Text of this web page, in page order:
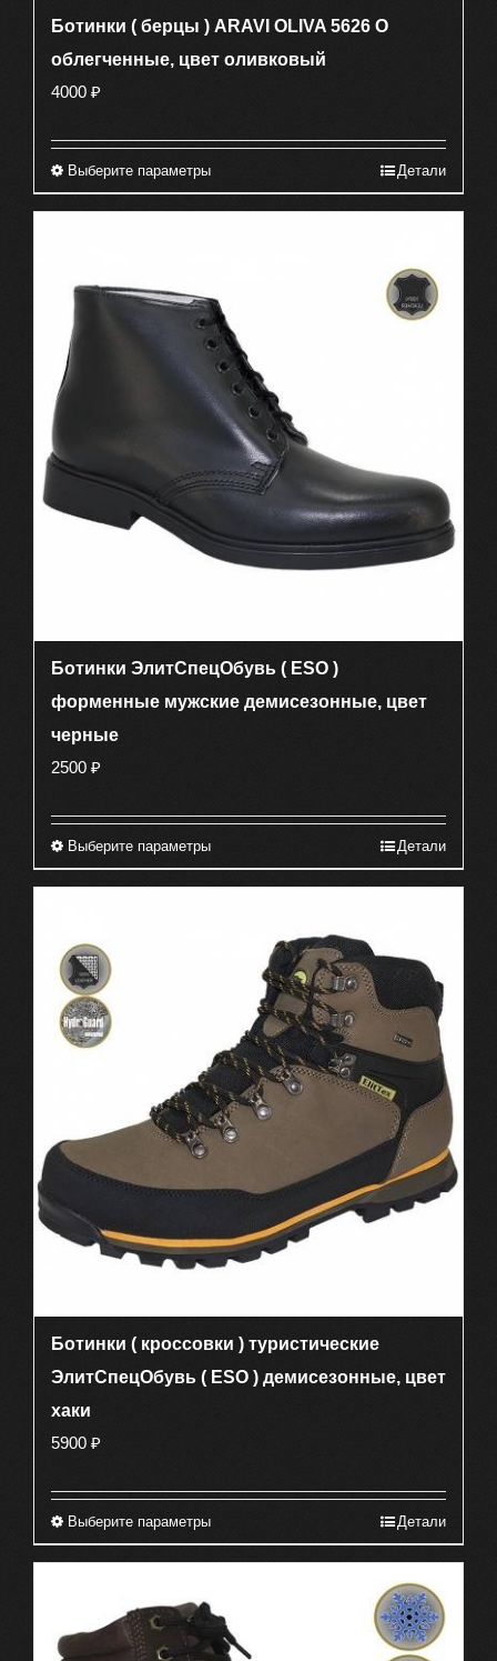
Ботинки ( берцы ) ARAVI OLIVA 5626 О
облегченные, цвет оливковый
4000 ₽
Выберите параметрыЭтот
вариаций.
Опции
можно
выбрать
на
странице
товара.
Детали
Ботинки ЭлитСпецОбувь ( ESO )
форменные мужские демисезонные, цвет
черные
2500 ₽
Выберите параметрыЭтот
несколько
вариаций.
Опции
можно
выбрать
на
странице
Детали
Ботинки ( кроссовки ) туристические
ЭлитСпецОбувь ( ESO ) демисезонные, цвет
хаки
5900 ₽
Выберите параметрыЭтот
несколько
вариаций.
Детали